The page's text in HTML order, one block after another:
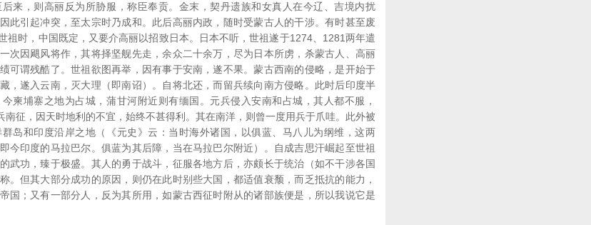
来，则高丽反为所胁服，称臣奉贡。金末，契丹遗族和女真人在今辽、吉境内扰
此引起冲突，至太宗时乃成和。此后高丽内政，随时受蒙古人的干涉。有时甚至废
祖时，中国既定，又要介高丽以招致日本。日本不听，世祖遂于1274、1281两年遣
次因飓风将作，其将择坚舰先走，余众二十余万，尽为日本所虏，杀蒙古人、高丽
可谓残酷了。世祖欲图再举，因有事于安南，遂不果。蒙古西南的侵略，是开始于
，遂入云南，灭大理（即南诏）。自将北还，而留兵续向南方侵略。此时后印度半
柬埔寨之地为占城，蒲甘河附近则有缅国。元兵侵入安南和占城，其人都不服，
征，因天时地利的不宜，始终不甚得利。其在南洋，则曾一度用兵于爪哇。此外被
岛和印度沿岸之地（《元史》云：当时海外诸国，以俱蓝、马八儿为纲维，这两
今印度的马拉巴尔。俱蓝为其后障，当在马拉巴尔附近）。自成吉思汗崛起至世祖
武功，臻于极盛。其人的勇于战斗，征服各地方后，亦颇长于统治（如不干涉各国
。但其大部分成功的原因，则仍在此时别些大国，都适值衰颓，而乏抵抗的能力，
国；又有一部分人，反为其所用，如蒙古西征时附从的诸部族便是，所以我说它是